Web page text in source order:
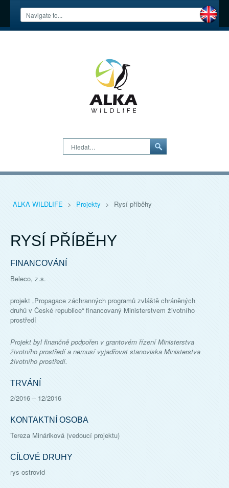
Hledat…
ALKA WILDLIFE > Projekty > Rysí příběhy
RYSÍ PŘÍBĚHY
FINANCOVÁNÍ
Beleco, z.s.
projekt „Propagace záchranných programů zvláště chráněných
druhů v České republice“ financovaný Ministerstvem životního
prostředí
Projekt byl finančně podpořen v grantovém řízení Ministerstva
životního prostředí a nemusí vyjadřovat stanoviska Ministerstva
životního prostředí.
TRVÁNÍ
2/2016 – 12/2016
KONTAKTNÍ OSOBA
Tereza Mináriková (vedoucí projektu)
CÍLOVÉ DRUHY
rys ostrovid